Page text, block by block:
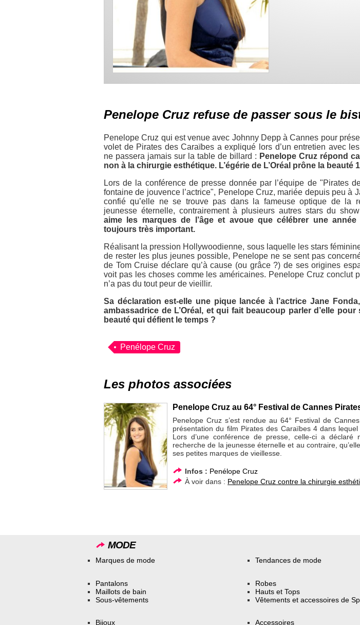
Penelope Cruz refuse de passer sous le
Penelope Cruz qui est venue avec Johnny Depp à Cannes pour
volet de Pirates des Caraïbes a expliqué lors d’un entretien avec
ne passera jamais sur la table de billard : Penelope Cruz répond
non à la chirurgie esthétique. L’égérie de L’Oréal prône la beauté
Lors de la conférence de presse donnée par l’équipe de "Pirates
fontaine de jouvence l’actrice", Penelope Cruz, mariée depuis peu à
confié qu’elle ne se trouve pas dans la fameuse optique de la
jeunesse éternelle, contrairement à plusieurs autres stars du
aime les marques de l’âge et avoue que célébrer une année
toujours très important.
Réalisant la pression Hollywoodienne, sous laquelle les stars
de rester les plus jeunes possible, Penelope ne se sent pas
de Tom Cruise déclare qu’à cause (ou grâce ?) de ses origines
voit pas les choses comme les américaines. Penelope Cruz conclut
n’a pas du tout peur de vieillir.
Sa déclaration est-elle une pique lancée à l’actrice Jane
ambassadrice de L’Oréal, et qui fait beaucoup parler d’elle
beauté qui défient le temps ?
Penélope Cruz
Les photos associées
Penelope Cruz au 64° Festival de Cannes
Penelope Cruz s’est rendue au 64° Festival de
présentation du film Pirates des Caraïbes 4 dans
Lors d’une conférence de presse, celle-ci a
recherche de la jeunesse éternelle et au contraire,
ses petites marques de vieillesse.
Infos : Penélope Cruz
À voir dans : Penelope Cruz contre la chirurgie
MODE
Marques de mode Tendances de mode
Pantalons
Maillots de bain
Sous-vêtements
Robes
Hauts et Tops
Vêtements et accessoires de
Bijoux
Accessoires